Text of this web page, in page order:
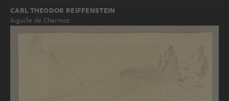
CARL THEODOR REIFFENSTEIN
Aiguille de Charmoz